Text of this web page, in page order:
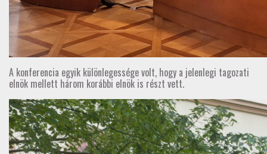
A konferencia egyik különlegessége volt, hogy a jelenlegi tagozati
elnök mellett három korábbi elnök is részt vett.